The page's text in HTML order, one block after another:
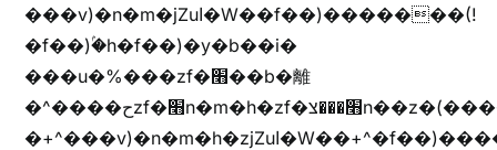
���v)�n�m�jZuا�W��f��)�������(!
�f��)ۢ�h�f��)�y�b��i�
���u�%���zf�׫��b�離
�^����حzf�׫n�m�h�zf�׫���צn��z�(����i�b� h�+^���v)�(!
�+^���v)�n�m�h�zjZuا�W��+^�f��)����zi����(!